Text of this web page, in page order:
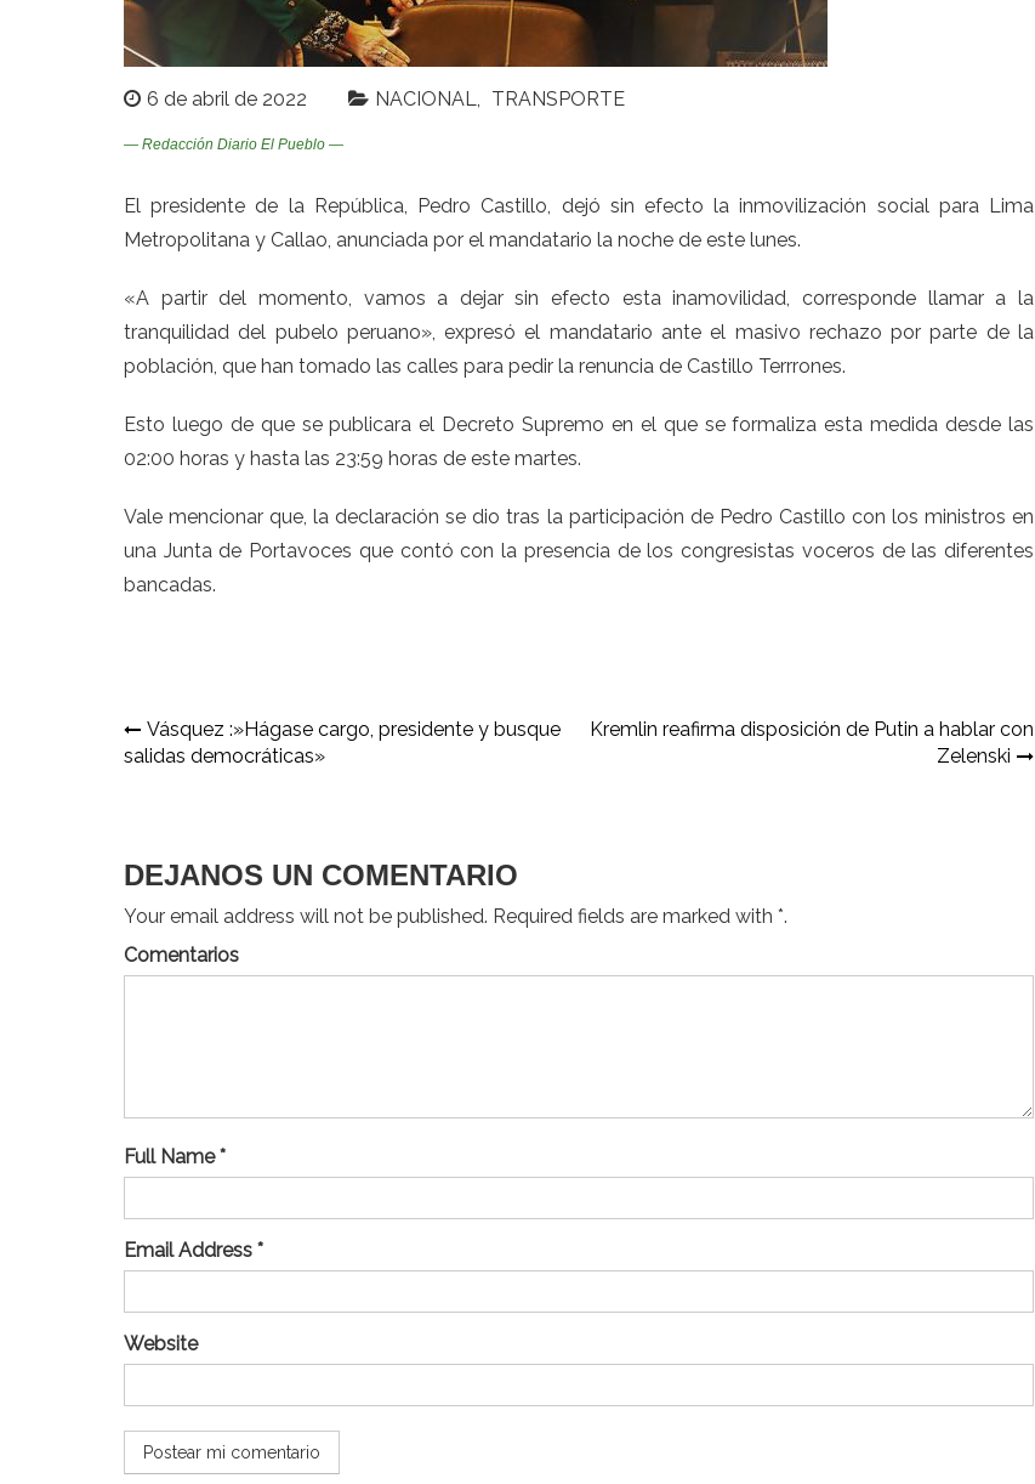
6 de abril de 2022 NACIONAL TRANSPORTE
— Redacción Diario El Pueblo —
El presidente de la República, Pedro Castillo, dejó sin efecto la inmovilización social para Lima
Metropolitana y Callao, anunciada por el mandatario la noche de este lunes.
«A partir del momento, vamos a dejar sin efecto esta inamovilidad, corresponde llamar a la
tranquilidad del pubelo peruano», expresó el mandatario ante el masivo rechazo por parte de la
población, que han tomado las calles para pedir la renuncia de Castillo Terrrones.
Esto luego de que se publicara el Decreto Supremo en el que se formaliza esta medida desde las
02:00 horas y hasta las 23:59 horas de este martes.
Vale mencionar que, la declaración se dio tras la participación de Pedro Castillo con los ministros en
una Junta de Portavoces que contó con la presencia de los congresistas voceros de las diferentes
bancadas.
Navegación
de
Vásquez :»Hágase cargo, presidente y busque
salidas democráticas»
Kremlin reafirma disposición de Putin a hablar con
Zelenski
DEJANOS UN COMENTARIO
Your email address will not be published. Required fields are marked with *.
Comentarios
Full Name *
Email Address *
Website